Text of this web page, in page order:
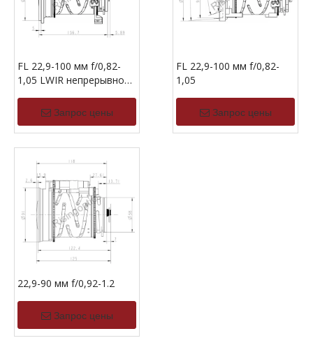
FL 22,9-100 мм f/0,82-
1,05 LWIR непрерывное
17ум детектора
Запрос цены
FL 22,9-100 мм f/0,82-
1,05
Запрос цены
22,9-90 мм f/0,92-1.2
Запрос цены